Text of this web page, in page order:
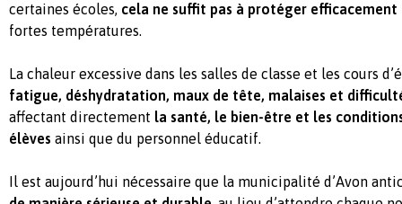
certaines écoles, cela ne suffit pas à protéger efficacement
fortes températures.
La chaleur excessive dans les salles de classe et les cours
fatigue, déshydratation, maux de tête, malaises et
affectant directement la santé, le bien-être et les
élèves ainsi que du personnel éducatif.
Il est aujourd’hui nécessaire que la municipalité d’Avon